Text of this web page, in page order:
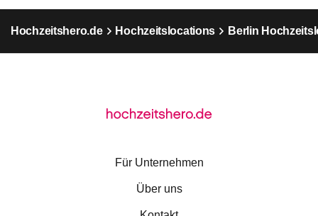
Hochzeitshero.de Hochzeitslocations Berlin
Für Unternehmen
Über uns